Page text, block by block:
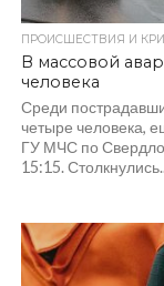
ПРОИСШЕСТВИЯ И
В массовой
человека
Среди
четыре человека,
ГУ МЧС по
15:15.